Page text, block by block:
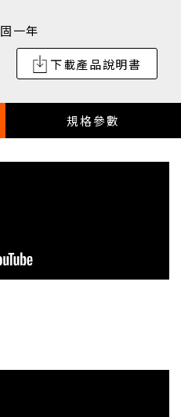
一年
下載產品說明書
規格參數